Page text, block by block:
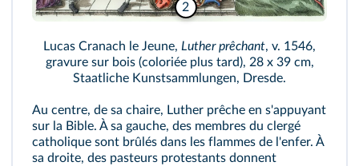
2
Lucas Cranach le Jeune, Luther prêchant, v. 1546,
gravure sur bois (coloriée plus tard), 28 x 39 cm,
Staatliche Kunstsammlungen, Dresde.
Au centre, de sa chaire, Luther prêche en s'appuyant
sur la Bible. À sa gauche, des membres du clergé
catholique sont brûlés dans les flammes de l'enfer. À
sa droite, des pasteurs protestants donnent